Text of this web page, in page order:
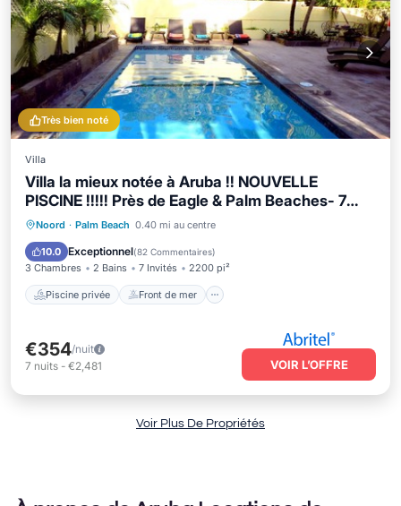
Très bien noté
Villa
Villa la mieux notée à Aruba !! NOUVELLE
PISCINE !!!!! Près de Eagle & Palm Beaches- 7
personnes
Noord · Palm Beach 0.40 mi au centre
10.0 Exceptionnel(82 Commentaires)
3 Chambres 2 Bains 7 Invités 2200 pi²
Piscine privée Front de mer
Piscine privée Front de mer
Piscine
€354/nuit
7 nuits - €2,481 VOIR L’OFFRE
Voir Plus De Propriétés